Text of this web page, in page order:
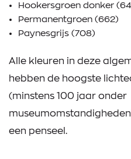
Hookersgroen donker
Permanentgroen (662)
Paynesgrijs (708)
Alle kleuren in deze
hebben de hoogste
(minstens 100 jaar onder
een penseel.